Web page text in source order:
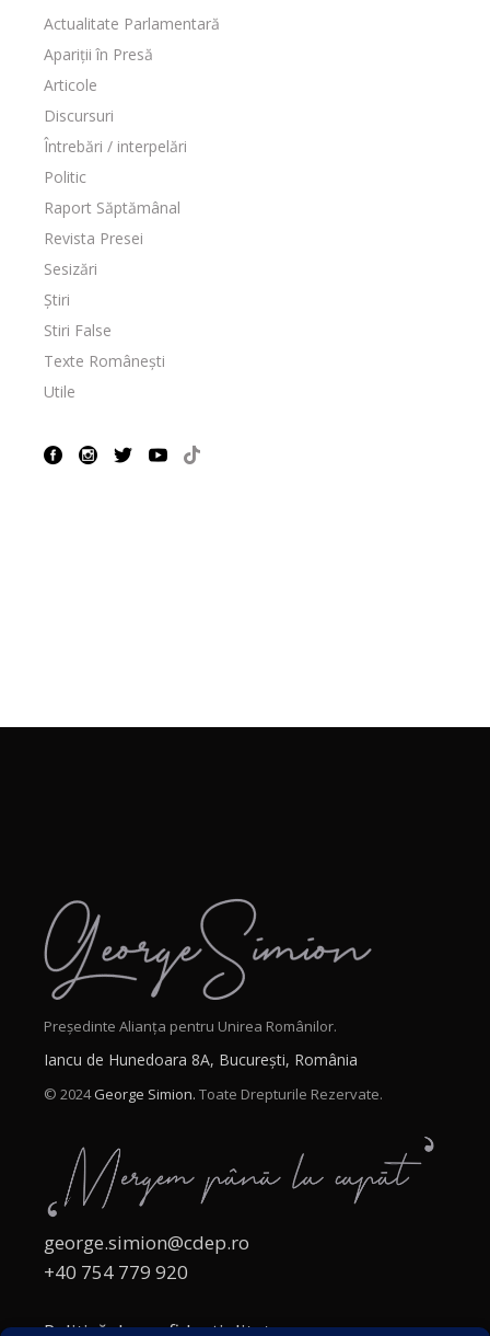
Actualitate Parlamentară
Apariții în Presă
Articole
Discursuri
Întrebări / interpelări
Politic
Raport Săptămânal
Revista Presei
Sesizări
Știri
Stiri False
Texte Românești
Utile
Președinte Alianța pentru Unirea Românilor.
Iancu de Hunedoara 8A, București, România
© 2024George Simion. Toate Drepturile Rezervate.
george.simion@cdep.ro
+40 754 779 920
Politică de confidențialitate